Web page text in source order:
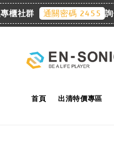
群 通關密碼 2455 詢價請
首頁 出清特價專區